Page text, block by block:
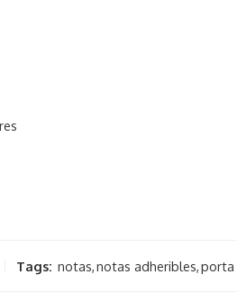
Tags: notas,notas adheribles,porta